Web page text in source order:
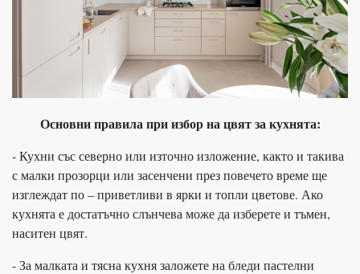
Основни правила при избор на цвят за кухнята:
- Кухни със северно или източно изложение, както и такива
с малки прозорци или засенчени през повечето време ще
изглеждат по – приветливи в ярки и топли цветове. Ако
кухнята е достатъчно слънчева може да изберете и тъмен,
наситен цвят.
- За малката и тясна кухня заложете на бледи пастелни